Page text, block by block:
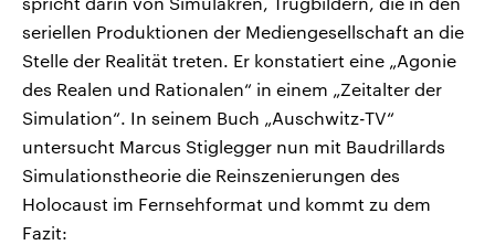
seriellen Produktionen der Mediengesellschaft an die
Stelle der Realität treten. Er konstatiert eine „Agonie
des Realen und Rationalen“ in einem „Zeitalter der
Simulation“. In seinem Buch „Auschwitz-TV“
untersucht Marcus Stiglegger nun mit Baudrillards
Simulationstheorie die Reinszenierungen des
Holocaust im Fernsehformat und kommt zu dem
Fazit: